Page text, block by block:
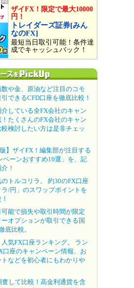
ザイFX！限定で最大10000
円！
トレイダーズ証券[みん
なのFX]
最短当日取引可能！条件達
成でキャッシュバック！
や金、原油など注目のコモ
できるCFD口座を徹底比較！
している全FX会社のキャン
たくさんのFX会社のキャン
検討したい方は是非チェッ
版】ザイFX！編集部が注目する
ペーンおすすめ10選」を、記
！
トルコリラ。 約30のFX口座
/円」のスワップポイントを
能で損失や取引時間が限定
オプションが取引できる国
底比較。
気FX口座ランキング。 ラン
口座のキャンペーン情報、お
などを初心者にもわかりや
査して比較！高金利通貨を含